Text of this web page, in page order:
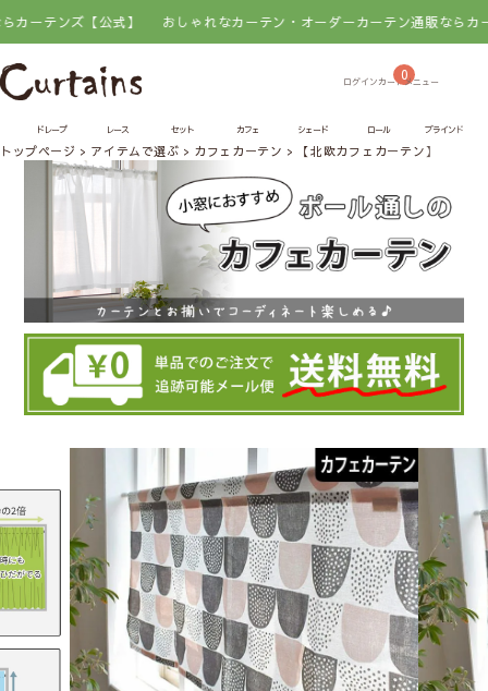
ズ【公式】 おしゃれなカーテン・オーダーカーテン通販ならカーテン
0
ドレープ レース セット カフェ シェード ロール ブラインド
トップページ アイテムで選ぶ カフェカーテン 【北欧カフェカーテン】ソケリ